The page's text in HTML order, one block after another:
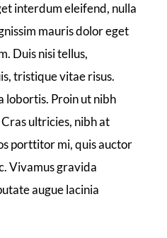
interdum eleifend, nulla
mauris dolor eget
Duis nisi tellus,
tristique vitae risus.
lobortis. Proin ut nibh
ultricies, nibh at
porttitor mi, quis auctor
Vivamus gravida
augue lacinia